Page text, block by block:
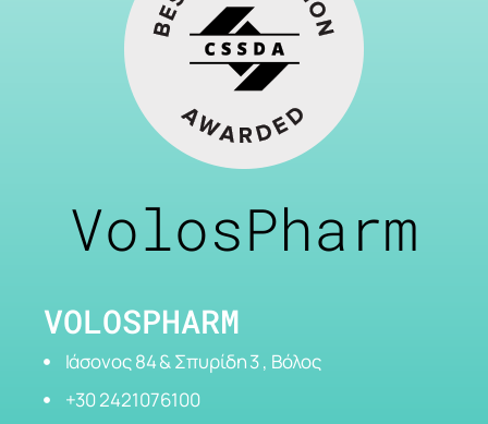
VolosPharm
VOLOSPHARM
Ιάσονος 84 & Σπυρίδη 3 , Βόλος
+30 2421076100